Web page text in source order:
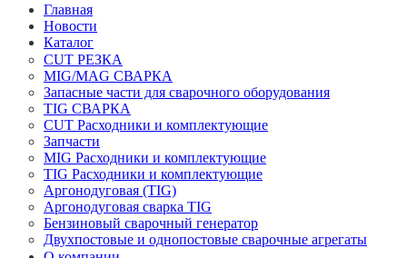
Главная
Новости
Каталог
CUT РЕЗКА
MIG/MAG СВАРКА
Запасные части для сварочного оборудования
TIG СВАРКА
CUT Расходники и комплектующие
Запчасти
MIG Расходники и комплектующие
TIG Расходники и комплектующие
Аргонодуговая (TIG)
Аргонодуговая сварка TIG
Бензиновый сварочный генератор
Двухпостовые и однопостовые сварочные агрегаты